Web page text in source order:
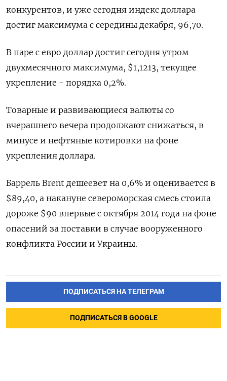
конкурентов, и уже сегодня индекс доллара
достиг максимума с середины декабря, 96,70.
В паре с евро доллар достиг сегодня утром
двухмесячного максимума, $1,1213, текущее
укрепление - порядка 0,2%.
Товарные и развивающиеся валюты со
вчерашнего вечера продолжают снижаться, в
минусе и нефтяные котировки на фоне
укрепления доллара.
Баррель Brent дешеевет на 0,6% и оценивается в
$89,40, а накануне североморская смесь стоила
дороже $90 впервые с октября 2014 года на фоне
опасений за поставки в случае вооруженного
конфликта России и Украины.
ПОДПИСАТЬСЯ НА ТЕЛЕГРАМ
ПОДПИСАТЬСЯ В GOOGLE